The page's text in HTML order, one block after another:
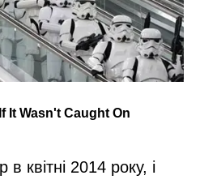
квітні 2014 року, і